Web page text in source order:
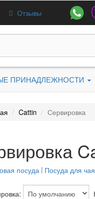
Отзывы
ПРИНАДЛЕЖНОСТИ
Cattin Сервировка
посуда Посуда для